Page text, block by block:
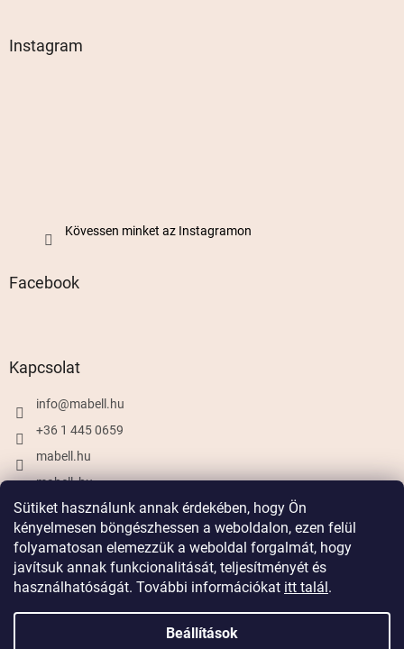
Sütiket használunk annak érdekében, hogy Ön
kényelmesen böngészhessen a weboldalon, ezen felül
folyamatosan elemezzük a weboldal forgalmát, hogy
javítsuk annak funkcionalitását, teljesítményét és
használhatóságát. További információkat itt talál.
Beállítások
Instagram
Kövessen minket az Instagramon
Facebook
Kapcsolat
info@mabell.hu
+36 1 445 0659
mabell.hu
mabell_hu
Shoptet készítette